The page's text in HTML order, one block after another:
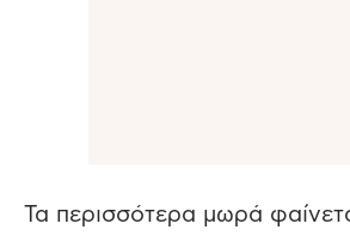
Τα περισσότερα μωρά